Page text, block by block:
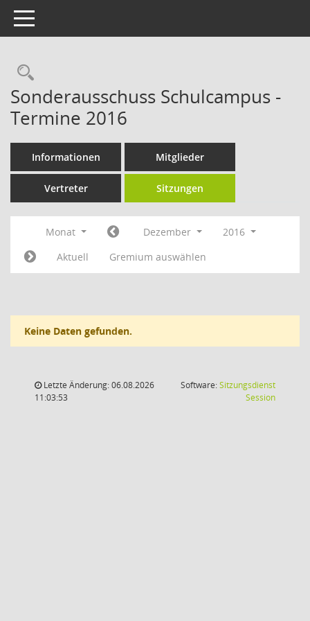
Toggle navigation
Rechercheauswahl
Sonderausschuss Schulcampus -
Termine 2016
Informationen Mitglieder
Vertreter Sitzungen
Monat Dezember
2016
Aktuell
Gremium auswählen
Keine Daten gefunden.
Letzte Änderung: 06.08.2026
11:03:53
Software:Sitzungsdienst
Session(Wird in